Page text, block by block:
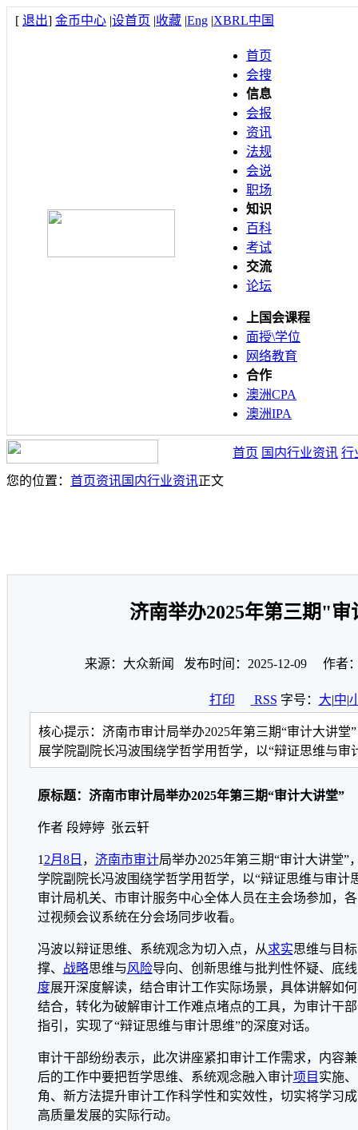
[ 退出] 金币中心 |设首页 |收藏 |Eng |XBRL中国
首页
会搜
信息
会报
资讯
法规
会说
职场
知识
百科
考试
交流
论坛
上国会课程
面授\学位
网络教育
合作
澳洲CPA
澳洲IPA
首页 国内行业资讯 行
您的位置： 首页资讯国内行业资讯正文
济南举办2025年第三期"
来源：大众新闻 发布时间：2025-12-09 作者
打印 RSS 字号： 大|中|
核心提示：济南市审计局举办2025年第三期“审计大讲堂
展学院副院长冯波围绕学哲学用哲学，以“辩证思维与审
原标题：济南市审计局举办2025年第三期“审计大讲堂”
作者 段婷婷 张云轩
1 2月8日 ， 济南市审计局举办2025年第三期“审计大讲堂”
学院副院长冯波围绕学哲学用哲学，以“辩证思维与审计
审计局机关、市审计服务中心全体人员在主会场参加，
过视频会议系统在分会场同步收看。
冯波以辩证思维、系统观念为切入点，从求实思维与目
撑、 战略思维与风险导向、创新思维与批判性怀疑、底
度展开深度解读，结合审计工作实际场景，具体讲解如
结合，转化为破解审计工作难点堵点的工具，为审计干
指引，实现了“辩证思维与审计思维”的深度对话。
审计干部纷纷表示，此次讲座紧扣审计工作需求，内容
后的工作中要把哲学思维、系统观念融入审计项目 实施
角、新方法提升审计工作科学性和实效性，切实将学习
高质量发展的实际行动。